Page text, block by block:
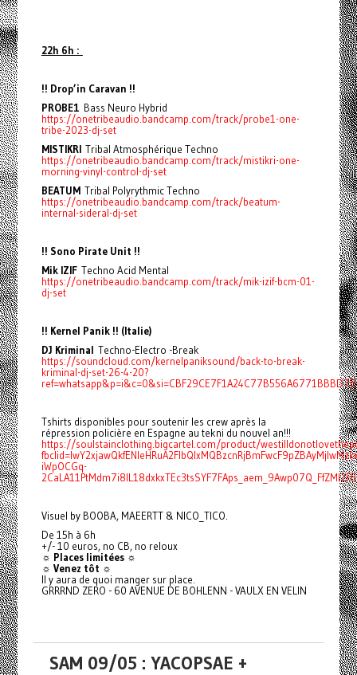
22h 6h :
!! Drop’in Caravan !!
PROBE1 Bass Neuro Hybrid
https://onetribeaudio.bandcamp.com/track/probe1-one-
tribe-2023-dj-set
MISTIKRITribal Atmosphérique Techno
https://onetribeaudio.bandcamp.com/track/mistikri-one-
morning-vinyl-control-dj-set
BEATUMTribal Polyrythmic Techno
https://onetribeaudio.bandcamp.com/track/beatum-
internal-sideral-dj-set
!! Sono Pirate Unit !!
Mik IZIFTechno Acid Mental
https://onetribeaudio.bandcamp.com/track/mik-izif-bcm-01-
dj-set
!! Kernel Panik !! (Italie)
DJ Kriminal Techno-Electro -Break
https://soundcloud.com/kernelpaniksound/back-to-break-
kriminal-dj-set-26-4-20?
Tshirts disponibles pour soutenir les crew après la
répression policière en Espagne au tekni du nouvel an!!!
https://soulstainclothing.bigcartel.com/product/
iWpOCGq-
Visuel by BOOBA, MAEERTT & NICO_TICO.
De 15h à 6h
+/- 10 euros, no CB, no reloux
☼ Places limitées ☼
☼ Venez tôt ☼
Il y aura de quoi manger sur place.
GRRRND ZERO - 60 AVENUE DE BOHLENN - VAULX EN VELIN
SAM 09/05 : YACOPSAE +